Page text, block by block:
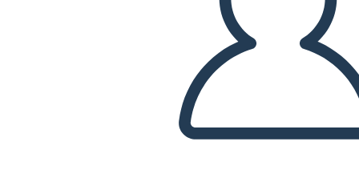
IZVEIDOT STĀSTU SHĒMU
ATSKAŅOT SLAIDRĀDI
IZLASI MAN